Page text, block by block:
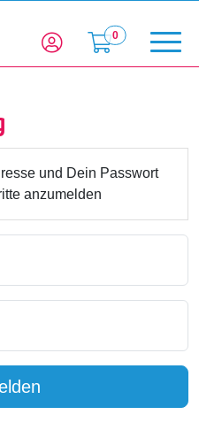
0
und Dein Passwort
anzumelden